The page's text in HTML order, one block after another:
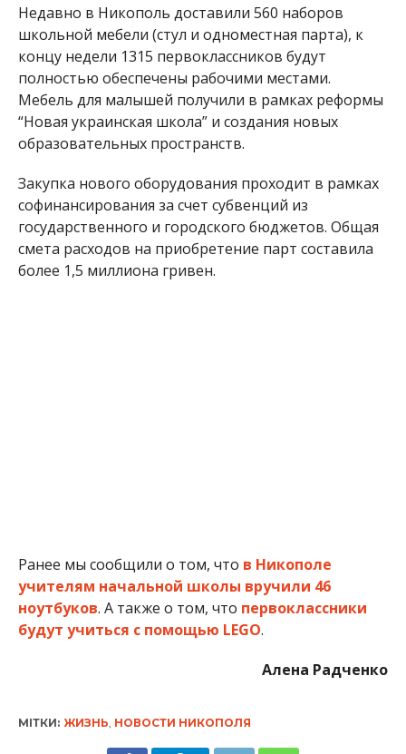
Недавно в Никополь доставили 560 наборов
школьной мебели (стул и одноместная парта), к
концу недели 1315 первоклассников будут
полностью обеспечены рабочими местами.
Мебель для малышей получили в рамках реформы
“Новая украинская школа” и создания новых
образовательных пространств.
Закупка нового оборудования проходит в рамках
софинансирования за счет субвенций из
государственного и городского бюджетов. Общая
смета расходов на приобретение парт составила
более 1,5 миллиона гривен.
Ранее мы сообщили о том, что в Никополе
учителям начальной школы вручили 46
ноутбуков. А также о том, что первоклассники
будут учиться с помощью LEGO.
Алена Радченко
МІТКИ: ЖИЗНЬ НОВОСТИ НИКОПОЛЯ